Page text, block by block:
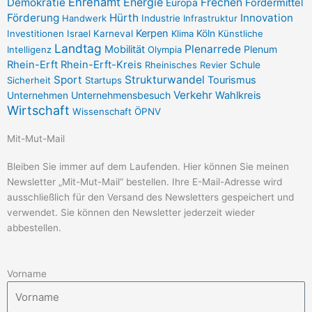
g
r
a
m
o
o
k
-
f
Fördermittel
Förderung Handwerk Hürth Industrie Infrastruktur Innovation
Investitionen Israel Karneval Kerpen Klima Köln Künstliche
Intelligenz Landtag Mobilität Olympia Plenarrede Plenum
Rhein-Erft Rhein-Erft-Kreis Rheinisches Revier Schule
Sicherheit Sport Startups Strukturwandel Tourismus
Unternehmen Unternehmensbesuch Verkehr Wahlkreis
Wirtschaft Wissenschaft ÖPNV
Mit-Mut-Mail
Bleiben Sie immer auf dem Laufenden. Hier können Sie meinen
Newsletter „Mit-Mut-Mail“ bestellen. Ihre E-Mail-Adresse wird
ausschließlich für den Versand des Newsletters gespeichert und
verwendet. Sie können den Newsletter jederzeit wieder
abbestellen.
Vorname